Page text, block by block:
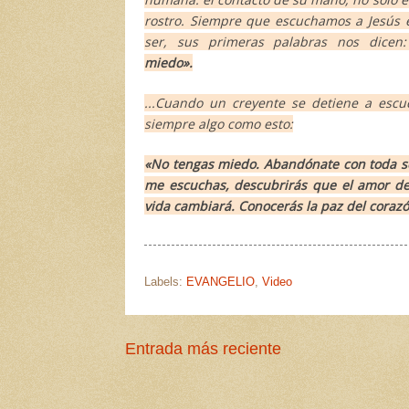
rostro. Siempre que escuchamos a
ser, sus primeras palabras nos
miedo».
...Cuando un creyente se detiene a
siempre algo como esto:
«No tengas miedo. Abandónate con toda
me escuchas, descubrirás que el amor
vida cambiará. Conocerás la paz del
Labels: EVANGELIO, Video
Entrada más reciente